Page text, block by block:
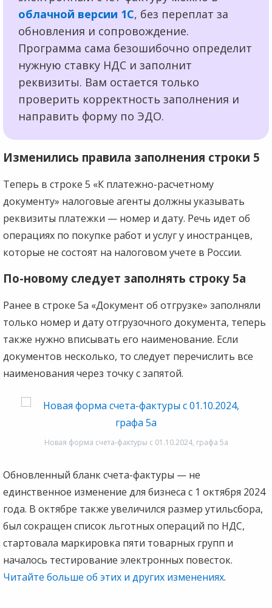
облачной версии 1С, без переплат за
обновления и сопровождение.
Программа сама безошибочно определит
нужную ставку НДС и заполнит
реквизиты. Вам остается только
проверить корректность заполнения и
направить форму по ЭДО.
Изменились правила заполнения строки 5
Теперь в строке 5 «К платежно-расчетному
документу» налоговые агенты должны указывать
реквизиты платежки — номер и дату. Речь идет об
операциях по покупке работ и услуг у иностранцев,
которые не состоят на налоговом учете в России.
По-новому следует заполнять строку 5а
Ранее в строке 5а «Документ об отгрузке» заполняли
только номер и дату отгрузочного документа, теперь
также нужно вписывать его наименование. Если
документов несколько, то следует перечислить все
наименования через точку с запятой.
Новая форма счета-фактуры с 01.10.2024, графа 5а
Обновленный бланк счета-фактуры — не
единственное изменение для бизнеса с 1 октября 2024
года. В октябре также увеличился размер утильсбора,
был сокращен список льготных операций по НДС,
стартовала маркировка пяти товарных групп и
началось тестирование электронных повесток.
Читайте больше об этих и других изменениях.